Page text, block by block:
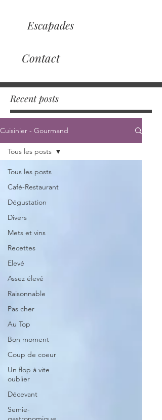
Escapades
Contact
Recent posts
Cuisinier - Gourmand
Tous les posts
Café-Restaurant
Dégustation
Divers
Mets et vins
Recettes
Elevé
Assez élevé
Raisonnable
Pas cher
Au Top
Bon moment
Coup de coeur
Un flop à vite
oublier
Décevant
Semie-
Tous les posts